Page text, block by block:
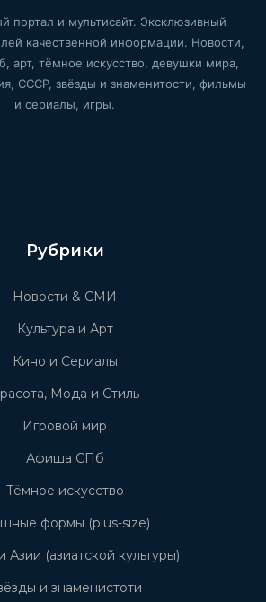
портал и мультисайт. Эксклюзивный
качественной информации. Новости,
арт, тёмное искусство, девушки мира,
СССР, звёзды и знаменитости, фильмы
и сериалы, игры.
Рубрики
Новости & СМИ
Культура и Арт
Кино и Сериалы
Мода и Стиль
Игровой мир
Афиша СПб
Тёмное искусство
формы (plus-size)
Азии (азиатской культуры)
и знаменистоти